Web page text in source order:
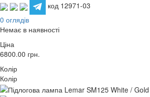
код 12971-03
0 оглядів
Немає в наявності
Ціна
6800.00 грн.
Колір
Колір